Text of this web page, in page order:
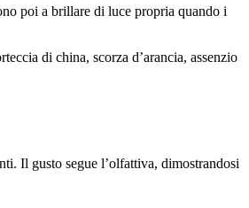
poi a brillare di luce propria quando i
di china, scorza d’arancia, assenzio
Il gusto segue l’olfattiva, dimostrandosi